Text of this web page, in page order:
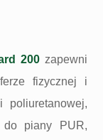
200zapewni
fizycznej i
poliuretanowej,
do piany PUR,